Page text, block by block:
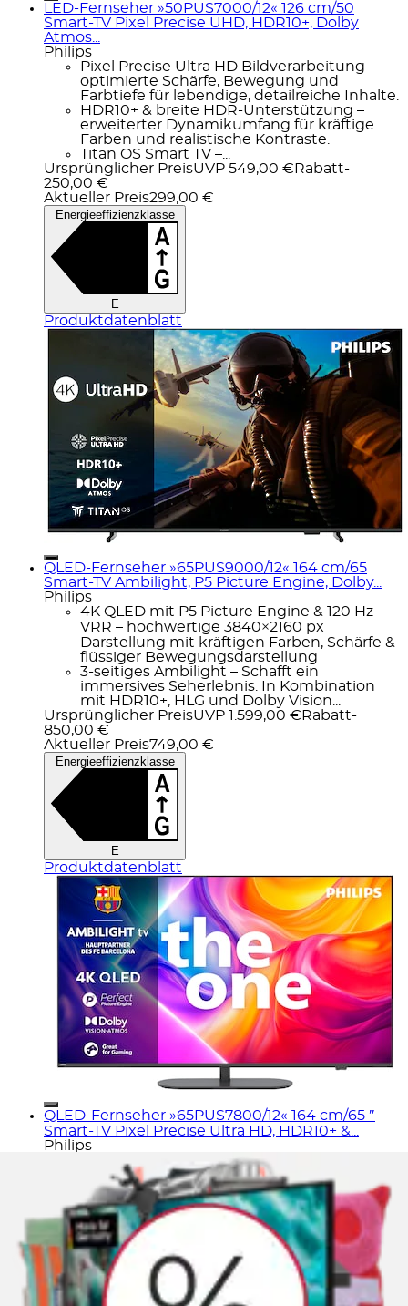
LED-Fernseher »50PUS7000/12« 126 cm/50
Smart-TV Pixel Precise UHD, HDR10+, Dolby
Atmos...
Philips
Pixel Precise Ultra HD Bildverarbeitung –
optimierte Schärfe, Bewegung und
Farbtiefe für lebendige, detailreiche Inhalte.
HDR10+ & breite HDR-Unterstützung –
erweiterter Dynamikumfang für kräftige
Farben und realistische Kontraste.
Titan OS Smart TV –...
Ursprünglicher PreisUVP 549,00 € Rabatt-
250,00 €
Aktueller Preis299,00 €
Energieeffizienzklasse
E
Produktdatenblatt
QLED-Fernseher »65PUS9000/12« 164 cm/65
Smart-TV Ambilight, P5 Picture Engine, Dolby...
Philips
4K QLED mit P5 Picture Engine & 120 Hz
VRR – hochwertige 3840×2160 px
Darstellung mit kräftigen Farben, Schärfe &
flüssiger Bewegungsdarstellung
3-seitiges Ambilight – Schafft ein
immersives Seherlebnis. In Kombination
mit HDR10+, HLG und Dolby Vision...
Ursprünglicher PreisUVP 1.599,00 € Rabatt-
850,00 €
Aktueller Preis749,00 €
Energieeffizienzklasse
E
Produktdatenblatt
QLED-Fernseher »65PUS7800/12« 164 cm/65 ″
Smart-TV Pixel Precise Ultra HD, HDR10+ &...
Philips
4K QLED mit Pixel Precise Ultra HD –
detailreiche 3840 × 2160 px Auflösung und
Quantum‑Dot‑Farbtechnik für intensive
Farben und kräftigen Kontrast.
HDR10+ & dynamischer Bildmodus –
optimierte Helligkeit und Kontraste,
schwarze Schatten und helle Highlights...
Ursprünglicher PreisUVP 999,00 €Rabatt- 499,01
€
Aktueller Preis499,99 €